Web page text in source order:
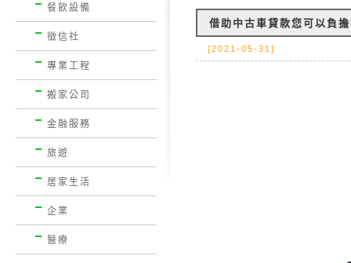
餐飲設備
徵信社
專業工程
搬家公司
金融服務
旅遊
居家生活
企業
醫療
借助中古車貸款您可以負
[2021-05-31]